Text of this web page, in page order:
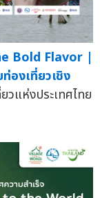
Bold Flavor |
องเที่ยวเชิง
แห่งประเทศไทย